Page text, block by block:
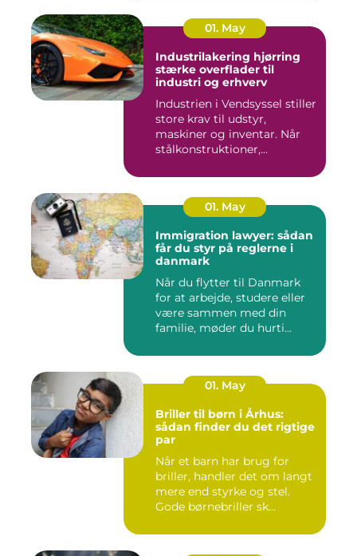
01. May
Industrilakering hjørring
stærke overflader til
industri og erhverv
Industrien i Vendsyssel stiller
store krav til udstyr,
maskiner og inventar. Når
stålkonstruktioner,...
01. May
Immigration lawyer: sådan
får du styr på reglerne i
danmark
Når du flytter til Danmark
for at arbejde, studere eller
være sammen med din
familie, møder du hurti...
01. May
Briller til børn i Århus:
sådan finder du det rigtige
par
Når et barn har brug for
briller, handler det om langt
mere end styrke og stel.
Gode børnebriller sk...